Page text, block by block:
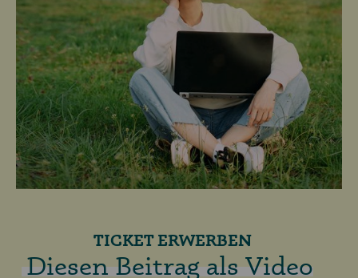
TICKET ERWERBEN
Diesen Beitrag als Video